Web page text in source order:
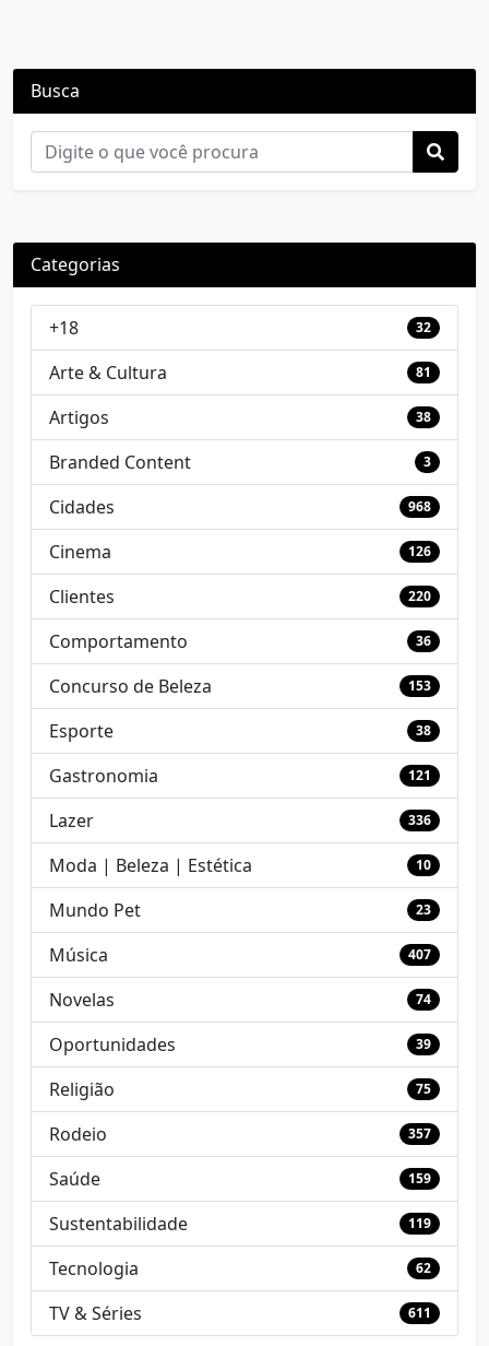
Busca
Categorias
+18 32
Arte & Cultura 81
Artigos 38
Branded Content 3
Cidades 968
Cinema 126
Clientes 220
Comportamento 36
Concurso de Beleza 153
Esporte 38
Gastronomia 121
Lazer 336
Moda | Beleza | Estética 10
Mundo Pet 23
Música 407
Novelas 74
Oportunidades 39
Religião 75
Rodeio 357
Saúde 159
Sustentabilidade 119
Tecnologia 62
TV & Séries 611